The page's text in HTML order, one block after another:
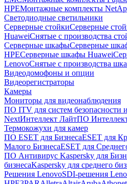
HPEМонтажные комплекты
Светодиодные светильники
Серверные стойкиСерверные
HuaweiСнятые с производства
Серверные шкафыСерверные
HPEСерверные шкафы Huawei
LenovoСнятые с производства
Видеодомофоны и опции
Видеорегистраторы
Камеры
Мониторы для видеонаблюдения
ПО ITV для систем безопасности
NextИнтеллект ЛайтПО
Термокожухи для камер
ПО ESET для БизнесаESET для
Малого БизнесаESET для
ПО Антивирус Kaspersky для
бизнесаKaspersky для среднего
Решения LenovoSDI-решения